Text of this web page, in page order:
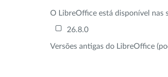
O LibreOffice está disponível nas
26.8.0
Versões antigas do LibreOffice